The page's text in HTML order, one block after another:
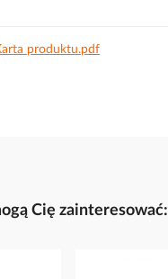
produktu.pdf
Cię zainteresować: